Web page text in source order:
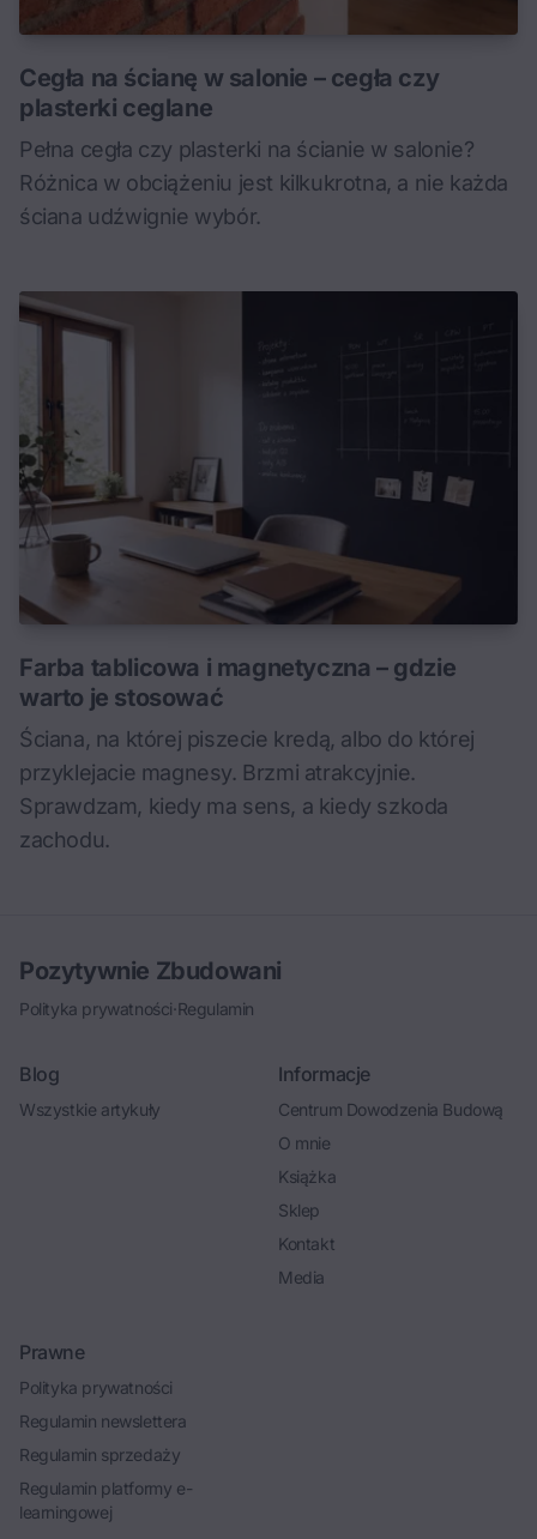
Cegła na ścianę w salonie – cegła czy
plasterki ceglane
Pełna cegła czy plasterki na ścianie w salonie?
Różnica w obciążeniu jest kilkukrotna, a nie każda
ściana udźwignie wybór.
Farba tablicowa i magnetyczna – gdzie
warto je stosować
Ściana, na której piszecie kredą, albo do której
przyklejacie magnesy. Brzmi atrakcyjnie.
Sprawdzam, kiedy ma sens, a kiedy szkoda
zachodu.
Pozytywnie Zbudowani
Polityka prywatności·Regulamin
Blog
Wszystkie artykuły
Informacje
Centrum Dowodzenia Budową
O mnie
Książka
Sklep
Kontakt
Media
Prawne
Polityka prywatności
Regulamin newslettera
Regulamin sprzedaży
Regulamin platformy e-
learningowej